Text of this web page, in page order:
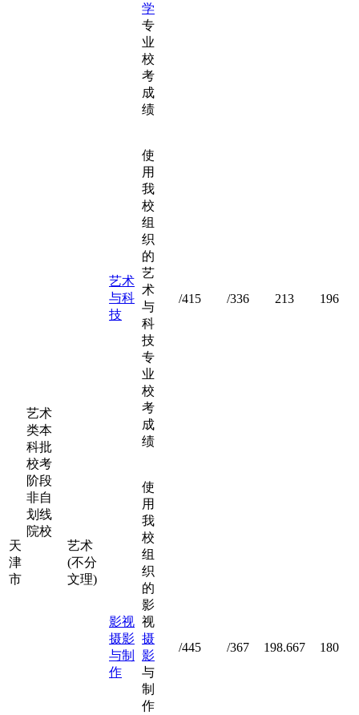
天
津
市
艺术
类本
科批
校考
阶段
非自
划线
院校
艺术
(不分
文理)
学
专
业
校
考
成
绩
艺术
与科
技
使
用
我
校
组
织
的
艺
术
与
科
技
专
业
校
考
成
绩
/415 /336 213 196
影视
摄影
与制
作
使
用
我
校
组
织
的
影
视
摄
影
与
制
作
/445 /367 198.667 180